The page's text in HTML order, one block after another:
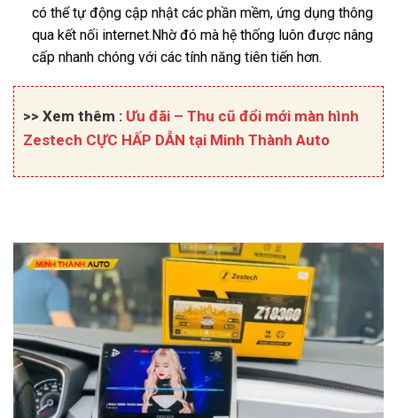
có thể tự động cập nhật các phần mềm, ứng dụng thông
qua kết nối internet.Nhờ đó mà hệ thống luôn được nâng
cấp nhanh chóng với các tính năng tiên tiến hơn.
>> Xem thêm : Ưu đãi – Thu cũ đổi mới màn hình
Zestech CỰC HẤP DẪN tại Minh Thành Auto